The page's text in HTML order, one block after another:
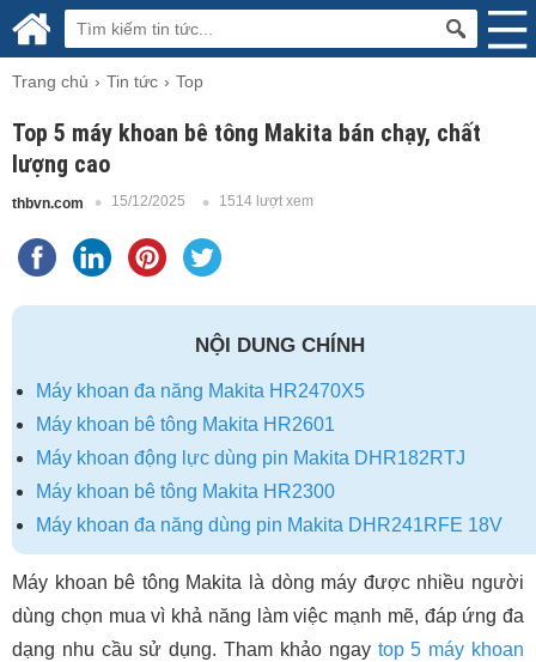
Trang chủ Tin tức Top
Top 5 máy khoan bê tông Makita bán chạy, chất
lượng cao
thbvn.com 15/12/2025 1514 lượt xem
NỘI DUNG CHÍNH
Máy khoan đa năng Makita HR2470X5
Máy khoan bê tông Makita HR2601
Máy khoan động lực dùng pin Makita DHR182RTJ
Máy khoan bê tông Makita HR2300
Máy khoan đa năng dùng pin Makita DHR241RFE 18V
Máy khoan bê tông Makita là dòng máy được nhiều người
dùng chọn mua vì khả năng làm việc mạnh mẽ, đáp ứng đa
dạng nhu cầu sử dụng. Tham khảo ngay top 5 máy khoan